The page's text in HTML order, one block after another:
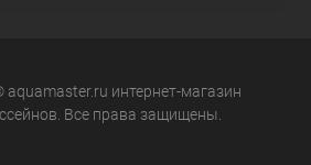
интернет-магазин
Все права защищены.